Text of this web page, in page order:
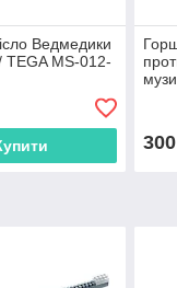
Ведмедики
TEGA MS-012-
300